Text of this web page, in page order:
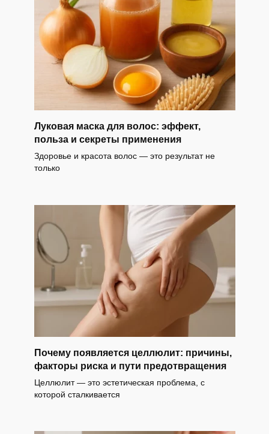
Луковая маска для волос: эффект,
польза и секреты применения
Здоровье и красота волос — это результат не
только
Почему появляется целлюлит: причины,
факторы риска и пути предотвращения
Целлюлит — это эстетическая проблема, с
которой сталкивается